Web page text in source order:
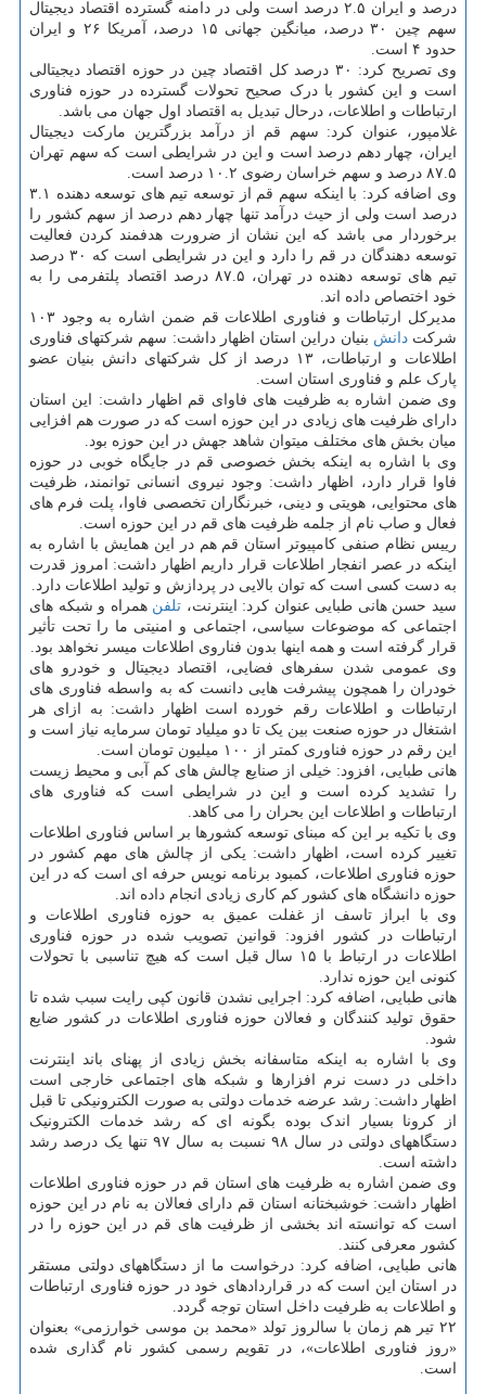
درصد و ایران ۲.۵ درصد است ولی در دامنه گسترده اقتصاد دیجیتال
سهم چین ۳۰ درصد، میانگین جهانی ۱۵ درصد، آمریکا ۲۶ و ایران
حدود ۴ است.
وی تصریح کرد: ۳۰ درصد کل اقتصاد چین در حوزه اقتصاد دیجیتالی
است و این کشور با درک صحیح تحولات گسترده در حوزه فناوری
ارتباطات و اطلاعات، درحال تبدیل به اقتصاد اول جهان می باشد.
غلامپور، عنوان کرد: سهم قم از درآمد بزرگترین مارکت دیجیتال
ایران، چهار دهم درصد است و این در شرایطی است که سهم تهران
۸۷.۵ درصد و سهم خراسان رضوی ۱۰.۲ درصد است.
وی اضافه کرد: با اینکه سهم قم از توسعه تیم های توسعه دهنده ۳.۱
درصد است ولی از حیث درآمد تنها چهار دهم درصد از سهم کشور را
برخوردار می باشد که این نشان از ضرورت هدفمند کردن فعالیت
توسعه دهندگان در قم را دارد و این در شرایطی است که ۳۰ درصد
تیم های توسعه دهنده در تهران، ۸۷.۵ درصد اقتصاد پلتفرمی را به
خود اختصاص داده اند.
مدیرکل ارتباطات و فناوری اطلاعات قم ضمن اشاره به وجود ۱۰۳
شرکتدانش بنیان دراین استان اظهار داشت: سهم شرکتهای فناوری
اطلاعات و ارتباطات، ۱۳ درصد از کل شرکتهای دانش بنیان عضو
پارک علم و فناوری استان است.
وی ضمن اشاره به ظرفیت های فاوای قم اظهار داشت: این استان
دارای ظرفیت های زیادی در این حوزه است که در صورت هم افزایی
میان بخش های مختلف میتوان شاهد جهش در این حوزه بود.
وی با اشاره به اینکه بخش خصوصی قم در جایگاه خوبی در حوزه
فاوا قرار دارد، اظهار داشت: وجود نیروی انسانی توانمند، ظرفیت
های محتوایی، هویتی و دینی، خبرنگاران تخصصی فاوا، پلت فرم های
فعال و صاب نام از جلمه ظرفیت های قم در این حوزه است.
رییس نظام صنفی کامپیوتر استان قم هم در این همایش با اشاره به
اینکه در عصر انفجار اطلاعات قرار داریم اظهار داشت: امروز قدرت
به دست کسی است که توان بالایی در پردازش و تولید اطلاعات دارد.
سید حسن هانی طبایی عنوان کرد: اینترنت، تلفن همراه و شبکه های
اجتماعی که موضوعات سیاسی، اجتماعی و امنیتی ما را تحت تأثیر
قرار گرفته است و همه اینها بدون فناروی اطلاعات میسر نخواهد بود.
وی عمومی شدن سفرهای فضایی، اقتصاد دیجیتال و خودرو های
خودران را همچون پیشرفت هایی دانست که به واسطه فناوری های
ارتباطات و اطلاعات رقم خورده است اظهار داشت: به ازای هر
اشتغال در حوزه صنعت بین یک تا دو میلیاد تومان سرمایه نیاز است و
این رقم در حوزه فناوری کمتر از ۱۰۰ میلیون تومان است.
هانی طبایی، افزود: خیلی از صنایع چالش های کم آبی و محیط زیست
را تشدید کرده است و این در شرایطی است که فناوری های
ارتباطات و اطلاعات این بحران را می کاهد.
وی با تکیه بر این که مبنای توسعه کشورها بر اساس فناوری اطلاعات
تغییر کرده است، اظهار داشت: یکی از چالش های مهم کشور در
حوزه فناوری اطلاعات، کمبود برنامه نویس حرفه ای است که در این
حوزه دانشگاه های کشور کم کاری زیادی انجام داده اند.
وی با ابراز تاسف از غفلت عمیق به حوزه فناوری اطلاعات و
ارتباطات در کشور افزود: قوانین تصویب شده در حوزه فناوری
اطلاعات در ارتباط با ۱۵ سال قبل است که هیچ تناسبی با تحولات
کنونی این حوزه ندارد.
هانی طبایی، اضافه کرد: اجرایی نشدن قانون کپی رایت سبب شده تا
حقوق تولید کنندگان و فعالان حوزه فناوری اطلاعات در کشور ضایع
شود.
وی با اشاره به اینکه متاسفانه بخش زیادی از پهنای باند اینترنت
داخلی در دست نرم افزارها و شبکه های اجتماعی خارجی است
اظهار داشت: رشد عرضه خدمات دولتی به صورت الکترونیکی تا قبل
از کرونا بسیار اندک بوده بگونه ای که رشد خدمات الکترونیک
دستگاههای دولتی در سال ۹۸ نسبت به سال ۹۷ تنها یک درصد رشد
داشته است.
وی ضمن اشاره به ظرفیت های استان قم در حوزه فناوری اطلاعات
اظهار داشت: خوشبختانه استان قم دارای فعالان به نام در این حوزه
است که توانسته اند بخشی از ظرفیت های قم در این حوزه را در
کشور معرفی کنند.
هانی طبایی، اضافه کرد: درخواست ما از دستگاههای دولتی مستقر
در استان این است که در قراردادهای خود در حوزه فناوری ارتباطات
و اطلاعات به ظرفیت داخل استان توجه گردد.
۲۲ تیر هم زمان با سالروز تولد «محمد بن موسی خوارزمی» بعنوان
«روز فناوری اطلاعات»، در تقویم رسمی کشور نام گذاری شده
است.